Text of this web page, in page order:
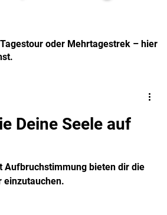
oder Mehrtagestrek – hier
Deine Seele auf
Aufbruchstimmung bieten dir die
einzutauchen.